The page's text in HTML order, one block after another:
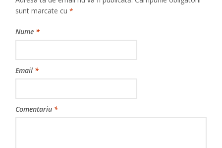
sunt marcate cu*
Nume *
Email *
Comentariu *